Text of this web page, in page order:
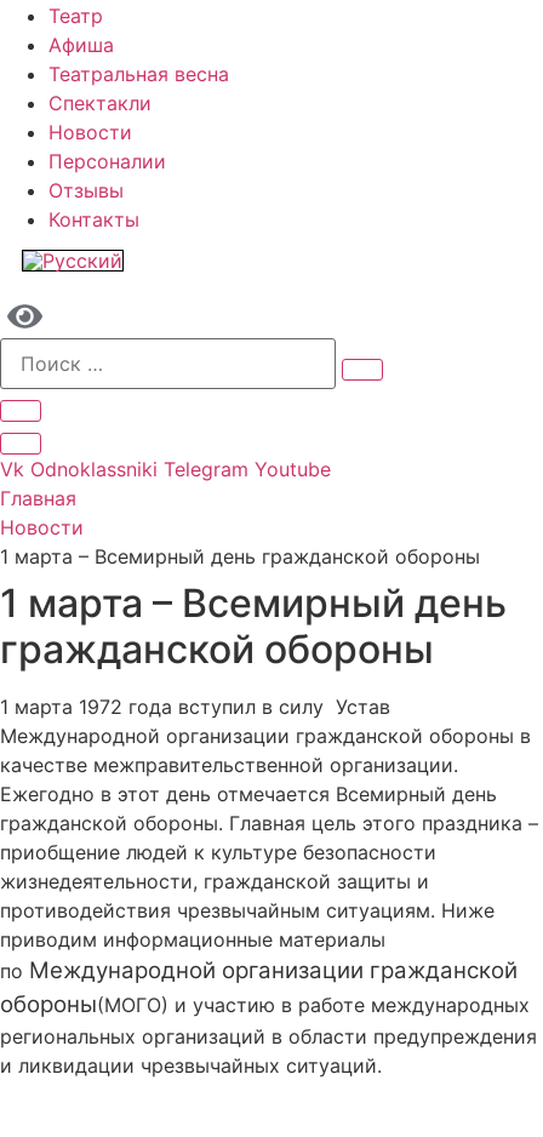
Театр
Афиша
Театральная весна
Спектакли
Новости
Персоналии
Отзывы
Контакты
Vk Odnoklassniki Telegram Youtube
Главная
Новости
1 марта – Всемирный день гражданской обороны
1 марта – Всемирный день
гражданской обороны
1 марта 1972 года вступил в силу Устав
Международной организации гражданской обороны в
качестве межправительственной организации.
Ежегодно в этот день отмечается Всемирный день
гражданской обороны. Главная цель этого праздника –
приобщение людей к культуре безопасности
жизнедеятельности, гражданской защиты и
противодействия чрезвычайным ситуациям. Ниже
приводим информационные материалы
по Международной организации гражданской
обороны(МОГО) и участию в работе международных
региональных организаций в области предупреждения
и ликвидации чрезвычайных ситуаций.